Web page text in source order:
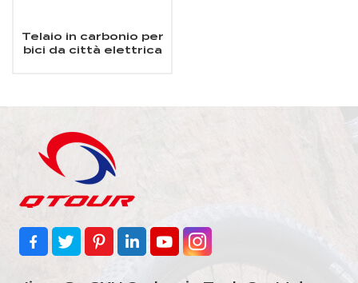
Telaio in carbonio per
bici da città elettrica